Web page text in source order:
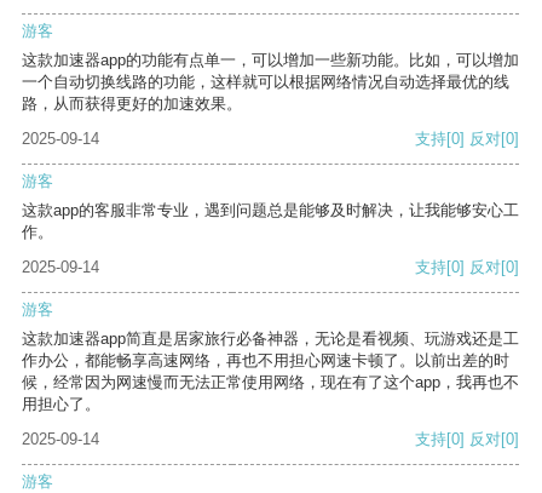
游客
这款加速器app的功能有点单一，可以增加一些新功能。比如，可以增加
一个自动切换线路的功能，这样就可以根据网络情况自动选择最优的线
路，从而获得更好的加速效果。
2025-09-14
支持[0] 反对[0]
游客
这款app的客服非常专业，遇到问题总是能够及时解决，让我能够安心工
作。
2025-09-14
支持[0] 反对[0]
游客
这款加速器app简直是居家旅行必备神器，无论是看视频、玩游戏还是工
作办公，都能畅享高速网络，再也不用担心网速卡顿了。以前出差的时
候，经常因为网速慢而无法正常使用网络，现在有了这个app，我再也不
用担心了。
2025-09-14
支持[0] 反对[0]
游客